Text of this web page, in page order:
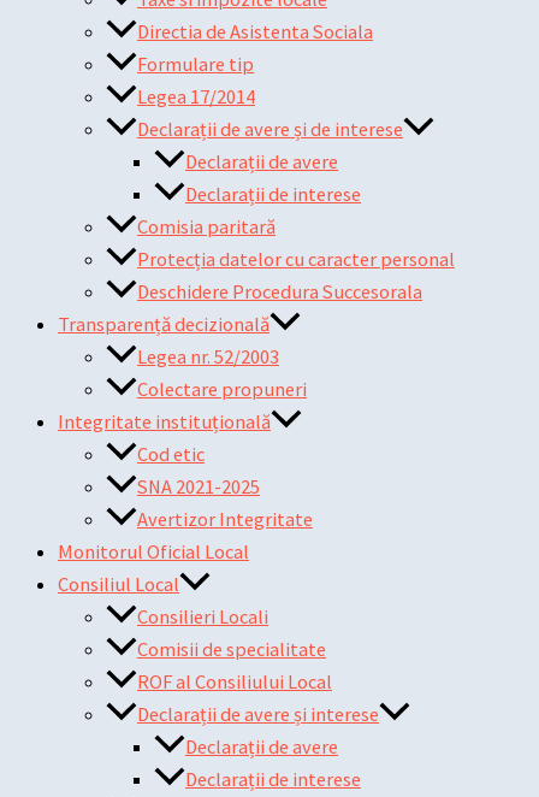
Directia de Asistenta Sociala
Formulare tip
Legea 17/2014
Declarații de avere și de interese
Declarații de avere
Declarații de interese
Comisia paritară
Protecția datelor cu caracter personal
Deschidere Procedura Succesorala
Transparență decizională
Legea nr. 52/2003
Colectare propuneri
Integritate instituțională
Cod etic
SNA 2021-2025
Avertizor Integritate
Monitorul Oficial Local
Consiliul Local
Consilieri Locali
Comisii de specialitate
ROF al Consiliului Local
Declarații de avere și interese
Declarații de avere
Declarații de interese